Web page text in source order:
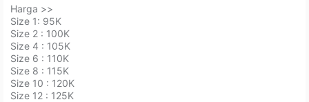
Harga >>⁣⁣⁣⁣
Size 1: 95K⁣⁣⁣⁣
Size 2 : 100K⁣⁣⁣⁣
Size 4 : 105K⁣⁣⁣⁣
Size 6 : 110K⁣⁣⁣⁣
Size 8 : 115K⁣⁣⁣⁣
Size 10 : 120K⁣⁣⁣⁣
Size 12 : 125K⁣⁣⁣⁣